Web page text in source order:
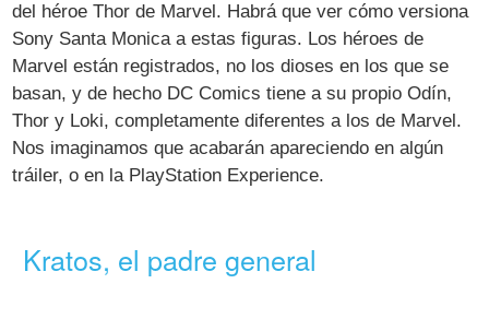
del héroe Thor de Marvel. Habrá que ver cómo versiona
Sony Santa Monica a estas figuras. Los héroes de
Marvel están registrados, no los dioses en los que se
basan, y de hecho DC Comics tiene a su propio Odín,
Thor y Loki, completamente diferentes a los de Marvel.
Nos imaginamos que acabarán apareciendo en algún
tráiler, o en la PlayStation Experience.
Kratos, el padre general